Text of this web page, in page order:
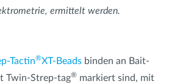
ermittelt werden.
Tactin®XT-Beadsbinden an Bait-
Twin-Strep-tag®markiert sind, mit